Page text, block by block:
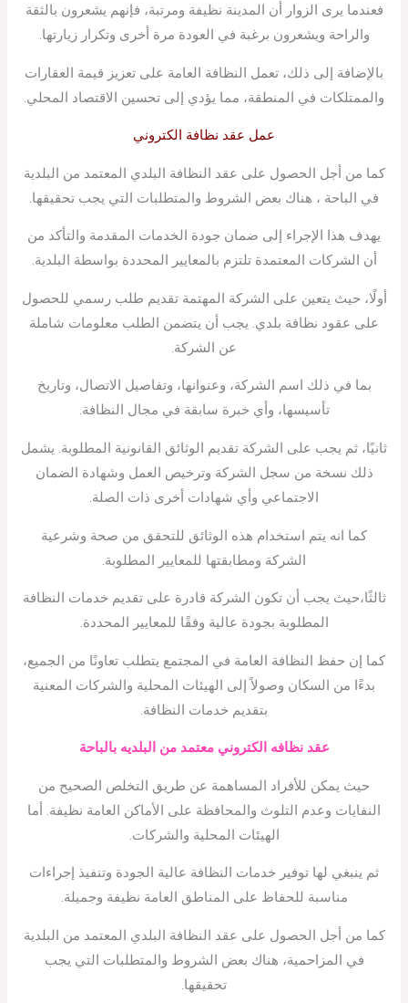
فعندما يرى الزوار أن المدينة نظيفة ومرتبة، فإنهم يشعرون بالثقة
والراحة ويشعرون برغبة في العودة مرة أخرى وتكرار زيارتها.
بالإضافة إلى ذلك، تعمل النظافة العامة على تعزيز قيمة العقارات
والممتلكات في المنطقة، مما يؤدي إلى تحسين الاقتصاد المحلي.
عمل عقد نظافة الكتروني
كما من أجل الحصول على عقد النظافة البلدي المعتمد من البلدية
في الباحة ، هناك بعض الشروط والمتطلبات التي يجب تحقيقها.
يهدف هذا الإجراء إلى ضمان جودة الخدمات المقدمة والتأكد من
أن الشركات المعتمدة تلتزم بالمعايير المحددة بواسطة البلدية.
أولًا، حيث يتعين على الشركة المهتمة تقديم طلب رسمي للحصول
على عقود نظافة بلدي. يجب أن يتضمن الطلب معلومات شاملة
عن الشركة.
بما في ذلك اسم الشركة، وعنوانها، وتفاصيل الاتصال، وتاريخ
تأسيسها، وأي خبرة سابقة في مجال النظافة.
ثانيًا، ثم يجب على الشركة تقديم الوثائق القانونية المطلوبة. يشمل
ذلك نسخة من سجل الشركة وترخيص العمل وشهادة الضمان
الاجتماعي وأي شهادات أخرى ذات الصلة.
كما انه يتم استخدام هذه الوثائق للتحقق من صحة وشرعية
الشركة ومطابقتها للمعايير المطلوبة.
ثالثًا،حيث يجب أن تكون الشركة قادرة على تقديم خدمات النظافة
المطلوبة بجودة عالية وفقًا للمعايير المحددة.
كما إن حفظ النظافة العامة في المجتمع يتطلب تعاونًا من الجميع،
بدءًا من السكان وصولاً إلى الهيئات المحلية والشركات المعنية
بتقديم خدمات النظافة.
عقد نظافه الكتروني معتمد من البلديه بالباحة
حيث يمكن للأفراد المساهمة عن طريق التخلص الصحيح من
النفايات وعدم التلوث والمحافظة على الأماكن العامة نظيفة. أما
الهيئات المحلية والشركات.
ثم ينبغي لها توفير خدمات النظافة عالية الجودة وتنفيذ إجراءات
مناسبة للحفاظ على المناطق العامة نظيفة وجميلة.
كما من أجل الحصول على عقد النظافة البلدي المعتمد من البلدية
في المزاحمية، هناك بعض الشروط والمتطلبات التي يجب
تحقيقها.